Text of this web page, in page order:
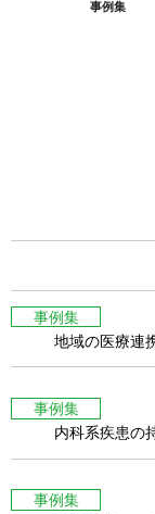
事例集
事例集
地域の医療連
事例集
内科系疾患の
事例集